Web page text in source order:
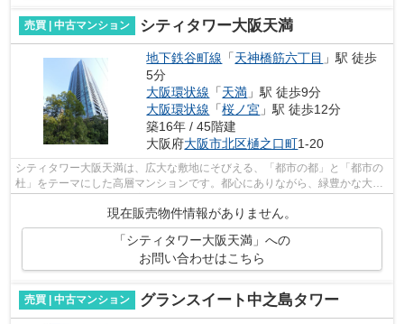
売買 | 中古マンション シティタワー大阪天満
地下鉄谷町線 「天神橋筋六丁目 」駅 徒歩
5分
大阪環状線 「天満 」駅 徒歩9分
大阪環状線 「桜ノ宮 」駅 徒歩12分
築16年 / 45階建
大阪府大阪市北区樋之口町1-20
シティタワー大阪天満は、広大な敷地にそびえる、「都市の都」と「都市の
杜」をテーマにした高層マンションです。都心にありながら、緑豊かな大庭
現在販売物件情報がありません。
「シティタワー大阪天満」への
お問い合わせはこちら
売買 | 中古マンション グランスイート中之島タワー